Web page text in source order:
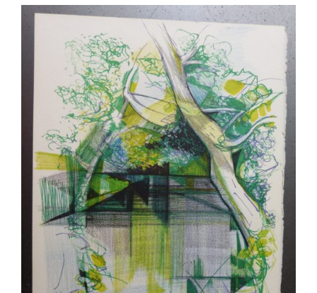
AJOUTER AU PANIER
/
DÉTAILS